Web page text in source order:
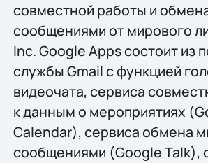
совместной работы и
сообщениями от мирового
Inc. Google Apps состоит из
службы Gmail с функцией
видеочата, сервиса
к данным о мероприятиях
Calendar), сервиса обмена
сообщениями (Google Talk),